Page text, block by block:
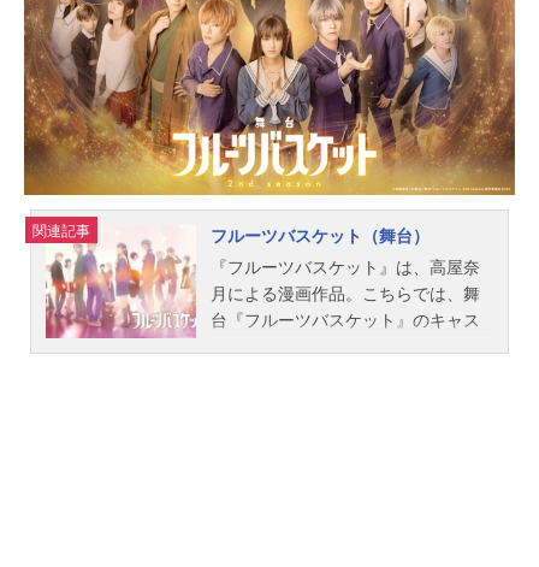
先に2人が見つけたものとは―。作品
名走り続けてよかったって。放送形
態TVアニメスケジュール2018年10月
8日（月）～2018年10月29日（月）B
S11ほか話数全4話キャスト須山湊：
福山潤大森千歌子：野口衣織中田凌
太：鳥海浩輔生駒景：渕上舞具志堅
栞：こいぬスタッフ監督：荒川眞嗣
ター原案：ヤマコ（HoneyWorks）ア
ニメーション制作：シグナル・エム
ディ（ProductionI.G）製作：はしよ
か製作委員会主題歌OP：「夢ファン
ファーレ」LIP×LIPED：「アイカツ
関連記事
フルーツバスケット（舞台）
『フルーツバスケット』は、高屋奈
月による漫画作品。こちらでは、舞
台『フルーツバスケット』のキャス